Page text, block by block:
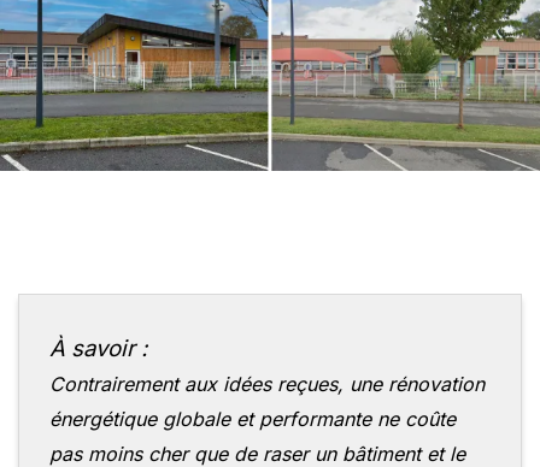
À savoir :
Contrairement aux idées reçues, une rénovation
énergétique globale et performante ne coûte
pas moins cher que de raser un bâtiment et le